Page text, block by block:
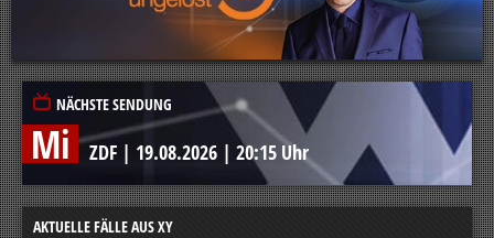
NÄCHSTE SENDUNG
Mi ZDF | 19.08.2026 | 20:15 Uhr
AKTUELLE FÄLLE AUS XY